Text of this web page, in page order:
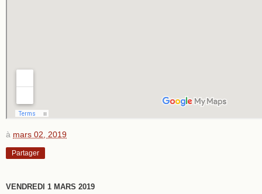
à mars 02, 2019
Partager
VENDREDI 1 MARS 2019